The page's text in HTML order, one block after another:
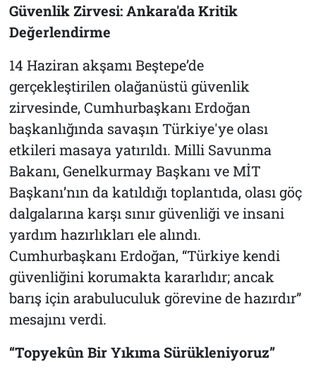
Güvenlik Zirvesi: Ankara'da Kritik
Değerlendirme
14 Haziran akşamı Beştepe’de
gerçekleştirilen olağanüstü güvenlik
zirvesinde, Cumhurbaşkanı Erdoğan
başkanlığında savaşın Türkiye'ye olası
etkileri masaya yatırıldı. Milli Savunma
Bakanı, Genelkurmay Başkanı ve MİT
Başkanı’nın da katıldığı toplantıda, olası göç
dalgalarına karşı sınır güvenliği ve insani
yardım hazırlıkları ele alındı.
Cumhurbaşkanı Erdoğan, “Türkiye kendi
güvenliğini korumakta kararlıdır; ancak
barış için arabuluculuk görevine de hazırdır”
mesajını verdi.
“Topyekûn Bir Yıkıma Sürükleniyoruz”